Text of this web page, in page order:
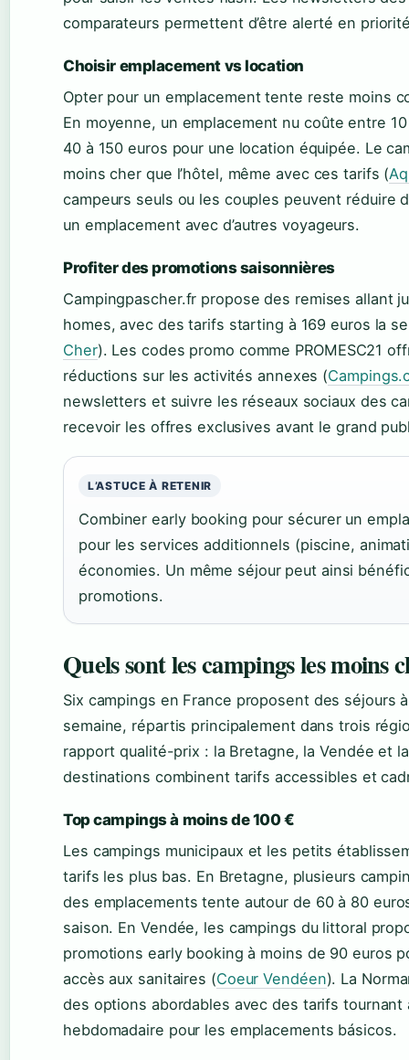
comparateurs permettent d’être alerté en
Choisir emplacement vs location
Opter pour un emplacement tente reste moins
En moyenne, un emplacement nu coûte entre
40 à 150 euros pour une location équipée. Le
moins cher que l’hôtel, même avec ces tarifs (
campeurs seuls ou les couples peuvent réduire
un emplacement avec d’autres voyageurs.
Profiter des promotions saisonnières
Campingpascher.fr propose des remises allant
homes, avec des tarifs starting à 169 euros la
Cher). Les codes promo comme PROMESC21
réductions sur les activités annexes (
newsletters et suivre les réseaux sociaux des
recevoir les offres exclusives avant le grand
L’ASTUCE À RETENIR
Combiner early booking pour sécurer un
pour les services additionnels (piscine,
économies. Un même séjour peut ainsi
promotions.
Quels sont les campings les moins
Six campings en France proposent des séjours
semaine, répartis principalement dans trois
rapport qualité-prix : la Bretagne, la Vendée et
destinations combinent tarifs accessibles et
Top campings à moins de 100 €
Les campings municipaux et les petits
tarifs les plus bas. En Bretagne, plusieurs
des emplacements tente autour de 60 à 80
saison. En Vendée, les campings du littoral
promotions early booking à moins de 90 euros
accès aux sanitaires (Coeur Vendéen). La
des options abordables avec des tarifs tournant
hebdomadaire pour les emplacements básicos.